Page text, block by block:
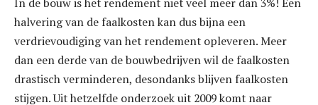
halvering van de faalkosten kan dus bijna een
verdrievoudiging van het rendement opleveren. Meer
dan een derde van de bouwbedrijven wil de faalkosten
drastisch verminderen, desondanks blijven faalkosten
stijgen. Uit hetzelfde onderzoek uit 2009 komt naar